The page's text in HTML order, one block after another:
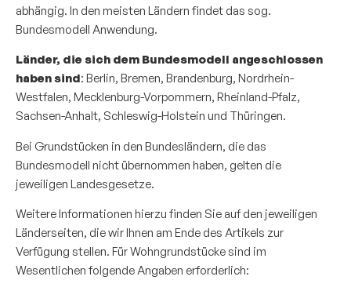
abhängig. In den meisten Ländern findet das sog.
Bundesmodell Anwendung.
Länder, die sich dem Bundesmodell angeschlossen
haben sind: Berlin, Bremen, Brandenburg, Nordrhein-
Westfalen, Mecklenburg-Vorpommern, Rheinland-Pfalz,
Sachsen-Anhalt, Schleswig-Holstein und Thüringen.
Bei Grundstücken in den Bundesländern, die das
Bundesmodell nicht übernommen haben, gelten die
jeweiligen Landesgesetze.
Weitere Informationen hierzu finden Sie auf den jeweiligen
Länderseiten, die wir Ihnen am Ende des Artikels zur
Verfügung stellen. Für Wohngrundstücke sind im
Wesentlichen folgende Angaben erforderlich: